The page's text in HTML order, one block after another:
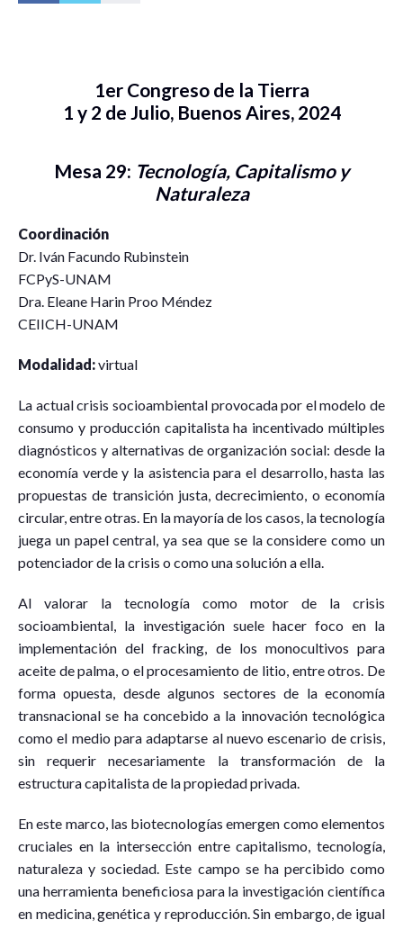
1er Congreso de la Tierra
1 y 2 de Julio, Buenos Aires, 2024
Mesa 29: Tecnología, Capitalismo y
Naturaleza
Coordinación
Dr. Iván Facundo Rubinstein
FCPyS-UNAM
Dra. Eleane Harin Proo Méndez
CEIICH-UNAM
Modalidad:virtual
La actual crisis socioambiental provocada por el modelo de
consumo y producción capitalista ha incentivado múltiples
diagnósticos y alternativas de organización social: desde la
economía verde y la asistencia para el desarrollo, hasta las
propuestas de transición justa, decrecimiento, o economía
circular, entre otras. En la mayoría de los casos, la tecnología
juega un papel central, ya sea que se la considere como un
potenciador de la crisis o como una solución a ella.
Al valorar la tecnología como motor de la crisis
socioambiental, la investigación suele hacer foco en la
implementación del fracking, de los monocultivos para
aceite de palma, o el procesamiento de litio, entre otros. De
forma opuesta, desde algunos sectores de la economía
transnacional se ha concebido a la innovación tecnológica
como el medio para adaptarse al nuevo escenario de crisis,
sin requerir necesariamente la transformación de la
estructura capitalista de la propiedad privada.
En este marco, las biotecnologías emergen como elementos
cruciales en la intersección entre capitalismo, tecnología,
naturaleza y sociedad. Este campo se ha percibido como
una herramienta beneficiosa para la investigación científica
en medicina, genética y reproducción. Sin embargo, de igual